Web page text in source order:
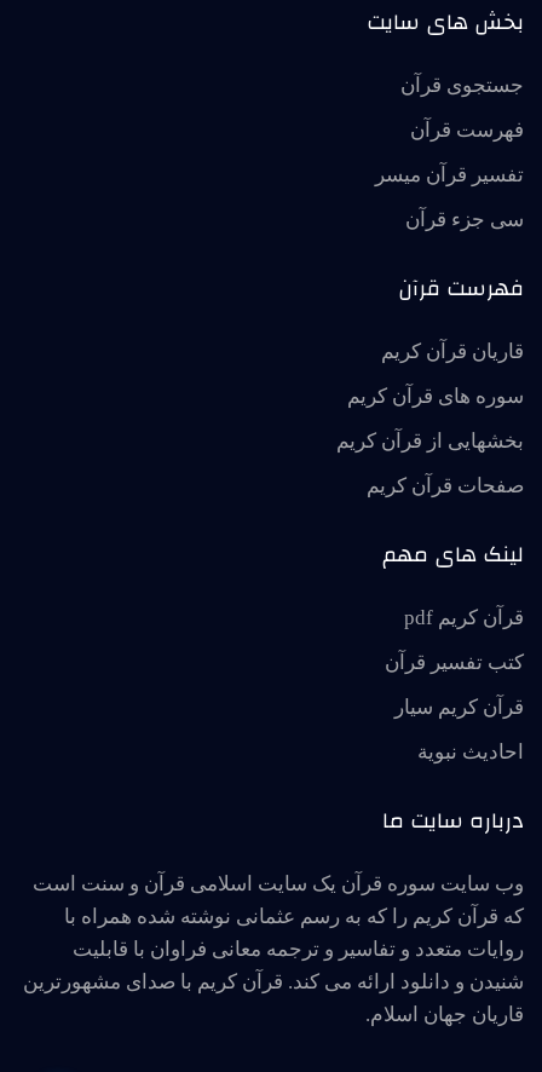
بخش های سایت
جستجوی قرآن
فهرست قرآن
تفسير قرآن ميسر
سی جزء قرآن
فهرست قرآن
قاریان قرآن کریم
سوره های قرآن کریم
بخشهایی از قرآن کریم
صفحات قرآن کریم
لینک های مهم
قرآن کریم pdf
کتب تفسیر قرآن
قرآن کریم سیار
احاديث نبوية
درباره سایت ما
وب سایت سوره قرآن یک سایت اسلامی قرآن و سنت است
که قرآن کریم را که به رسم عثمانی نوشته شده همراه با
روایات متعدد و تفاسیر و ترجمه معانی فراوان با قابلیت
شنیدن و دانلود ارائه می کند. قرآن کریم با صدای مشهورترین
قاریان جهان اسلام.